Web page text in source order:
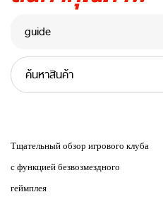
ติดต่อเรา
คำถามที่พบบ่อย
ค้นหาสินค้า
Тщательный обзор игрового клуба
с функцией безвозмездного
геймплея